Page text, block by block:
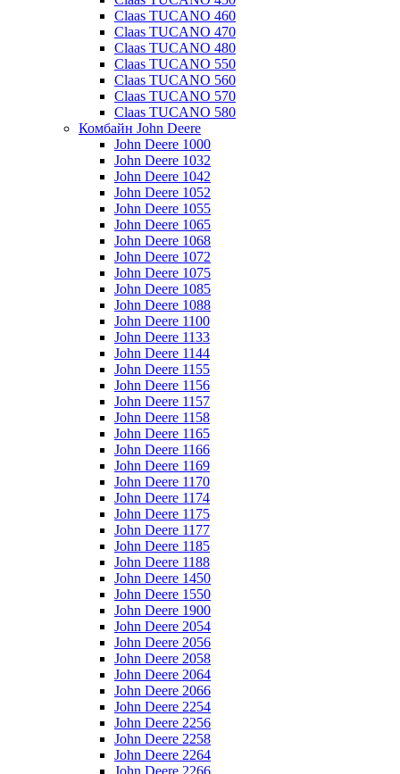
Claas TUCANO 460
Claas TUCANO 470
Claas TUCANO 480
Claas TUCANO 550
Claas TUCANO 560
Claas TUCANO 570
Claas TUCANO 580
Комбайн John Deere
John Deere 1000
John Deere 1032
John Deere 1042
John Deere 1052
John Deere 1055
John Deere 1065
John Deere 1068
John Deere 1072
John Deere 1075
John Deere 1085
John Deere 1088
John Deere 1100
John Deere 1133
John Deere 1144
John Deere 1155
John Deere 1156
John Deere 1157
John Deere 1158
John Deere 1165
John Deere 1166
John Deere 1169
John Deere 1170
John Deere 1174
John Deere 1175
John Deere 1177
John Deere 1185
John Deere 1188
John Deere 1450
John Deere 1550
John Deere 1900
John Deere 2054
John Deere 2056
John Deere 2058
John Deere 2064
John Deere 2066
John Deere 2254
John Deere 2256
John Deere 2258
John Deere 2264
John Deere 2266